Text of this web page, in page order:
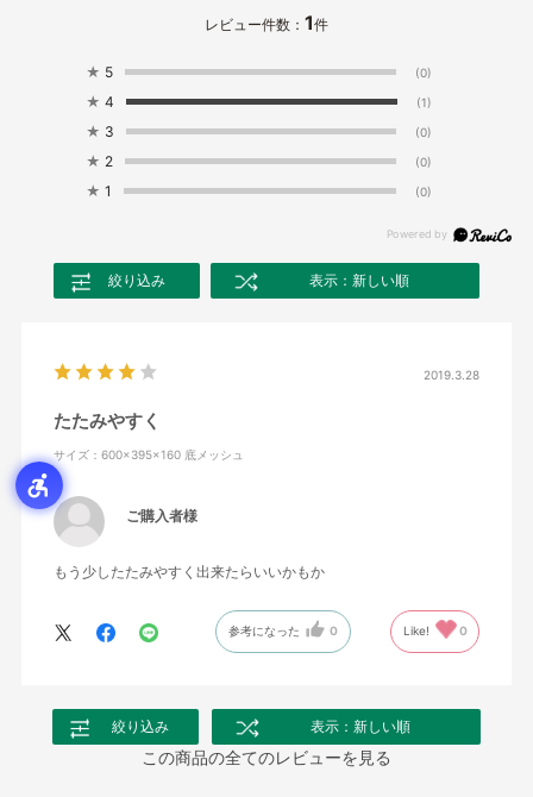
レビュー件数： 1件
★ 5 (0)
★ 4 (1)
★ 3 (0)
★ 2 (0)
★ 1 (0)
絞り込み 表示：新しい順
2019.3.28
たたみやすく
サイズ：600×395×160 底メッシュ
ご購入者様
もう少したたみやすく出来たらいいかもか
参考になった 0 Like! 0
絞り込み 表示：新しい順
この商品の全てのレビューを見る